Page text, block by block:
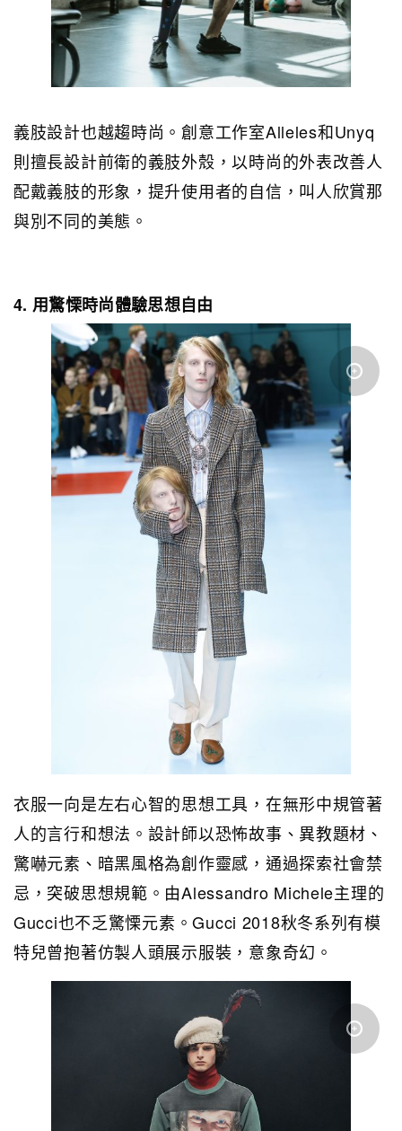
義肢設計也越趨時尚。創意工作室Alleles和Unyq
則擅長設計前衛的義肢外殼，以時尚的外表改善人
配戴義肢的形象，提升使用者的自信，叫人欣賞那
與別不同的美態。
4. 用驚慄時尚體驗思想自由
衣服一向是左右心智的思想工具，在無形中規管著
人的言行和想法。設計師以恐怖故事、異教題材、
驚嚇元素、暗黑風格為創作靈感，通過探索社會禁
忌，突破思想規範。由Alessandro Michele主理的
Gucci也不乏驚慄元素。Gucci 2018秋冬系列有模
特兒曾抱著仿製人頭展示服裝，意象奇幻。